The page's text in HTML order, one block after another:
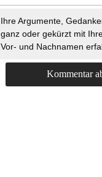
Ihre Argumente,
ganz oder gekürzt mit
Vor- und Nachnamen